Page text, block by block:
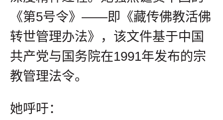
《第5号令》——即《藏传佛教活佛
转世管理办法》，该文件基于中国
共产党与国务院在1991年发布的宗
教管理法令。
她呼吁：